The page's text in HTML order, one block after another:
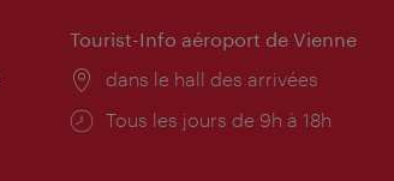
Tourist-Info aéroport de Vienne
Lieu:
dans le hall des arrivées
Horaires
Tous les jours de 9h à 18h